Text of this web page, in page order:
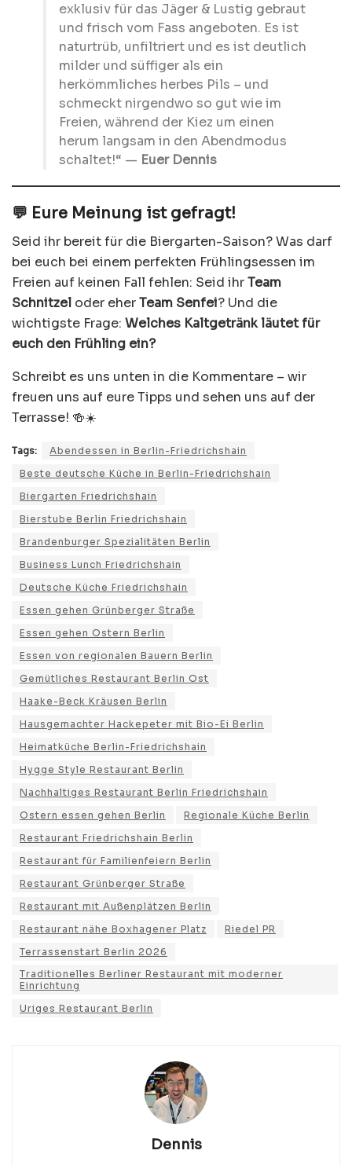
exklusiv für das Jäger & Lustig gebraut
und frisch vom Fass angeboten. Es ist
naturtrüb, unfiltriert und es ist deutlich
milder und süffiger als ein
herkömmliches herbes Pils – und
schmeckt nirgendwo so gut wie im
Freien, während der Kiez um einen
herum langsam in den Abendmodus
schaltet!“ — Euer Dennis
💬 Eure Meinung ist gefragt!
Seid ihr bereit für die Biergarten-Saison? Was darf
bei euch bei einem perfekten Frühlingsessen im
Freien auf keinen Fall fehlen: Seid ihrTeam
Schnitzel oder eherTeam Senfei? Und die
wichtigste Frage: Welches Kaltgetränk läutet für
euch den Frühling ein?
Schreibt es uns unten in die Kommentare – wir
freuen uns auf eure Tipps und sehen uns auf der
Terrasse! 🍻☀️
Tags:
Abendessen in Berlin-Friedrichshain
Beste deutsche Küche in Berlin-Friedrichshain
Biergarten Friedrichshain
Bierstube Berlin Friedrichshain
Brandenburger Spezialitäten Berlin
Business Lunch Friedrichshain
Deutsche Küche Friedrichshain
Essen gehen Grünberger Straße
Essen gehen Ostern Berlin
Essen von regionalen Bauern Berlin
Gemütliches Restaurant Berlin Ost
Haake-Beck Kräusen Berlin
Hausgemachter Hackepeter mit Bio-Ei Berlin
Heimatküche Berlin-Friedrichshain
Hygge Style Restaurant Berlin
Nachhaltiges Restaurant Berlin Friedrichshain
Ostern essen gehen Berlin
Regionale Küche Berlin
Restaurant Friedrichshain Berlin
Restaurant für Familienfeiern Berlin
Restaurant Grünberger Straße
Restaurant mit Außenplätzen Berlin
Restaurant nähe Boxhagener Platz
Riedel PR
Terrassenstart Berlin 2026
Traditionelles Berliner Restaurant mit moderner
Einrichtung
Uriges Restaurant Berlin
Dennis